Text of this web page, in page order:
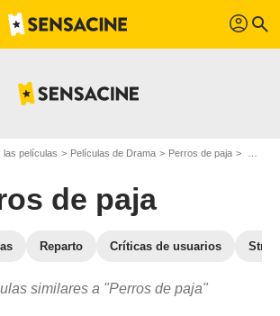
profil search
las películas Películas de Drama Perros de paja
de paja
Reparto Críticas de usuarios
similares a "Perros de paja"